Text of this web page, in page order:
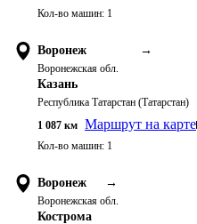
Кол-во машин: 1
Воронеж →
Воронежская обл.
Казань
Республика Татарстан (Татарстан)
1 087 км Маршрут на карте
Кол-во машин: 1
Воронеж →
Воронежская обл.
Кострома